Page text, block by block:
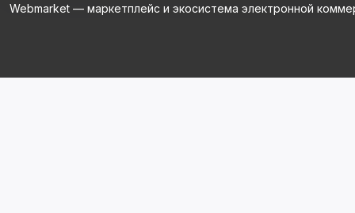
Webmarket — маркетплейс и экосистема электронной